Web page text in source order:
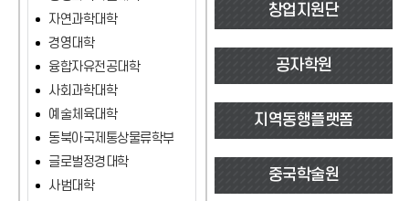
자연과학대학
경영대학
융합자유전공대학
사회과학대학
예술체육대학
동북아국제통상물류학부
글로벌정경대학
사범대학
창업지원단
공자학원
지역동행플랫폼
중국학술원